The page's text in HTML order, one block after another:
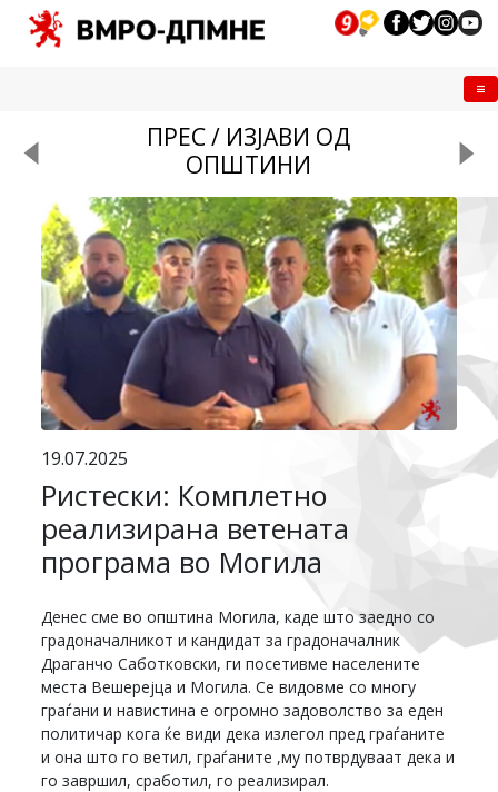
ПРЕС / ИЗЈАВИ ОД
ОПШТИНИ
19.07.2025
Ристески: Комплетно
реализирана ветената
програма во Могила
Денес сме во општина Могила, каде што заедно со
градоначалникот и кандидат за градоначалник
Драганчо Саботковски, ги посетивме населените
места Вешерејца и Могила. Се видовме со многу
граѓани и навистина е огромно задоволство за еден
политичар кога ќе види дека излегол пред граѓаните
и она што го ветил, граѓаните ,му потврдуваат дека и
го завршил, сработил, го реализирал.